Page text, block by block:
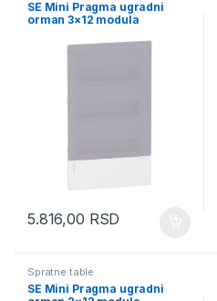
SE Mini Pragma ugradni
orman 3×12 modula
5.816,00 RSD
Spratne table
SE Mini Pragma ugradni